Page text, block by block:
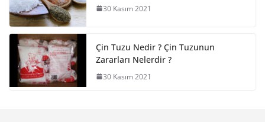
30 Kasım 2021
Çin Tuzu Nedir ? Çin Tuzunun
Zararları Nelerdir ?
30 Kasım 2021